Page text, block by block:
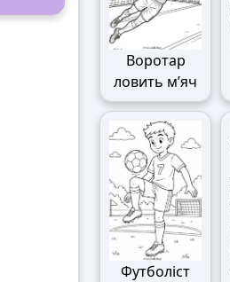
Воротар
ловить м’яч
Футболіст